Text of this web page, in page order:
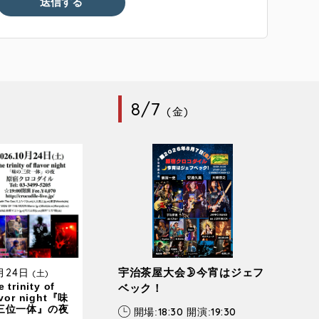
24日 (土)
trinity of
night『味
位一体』の夜
8/7(金)
宇治茶屋大会🌛今宵はジェフ
ベック！
開場:18:30 開演:19:30